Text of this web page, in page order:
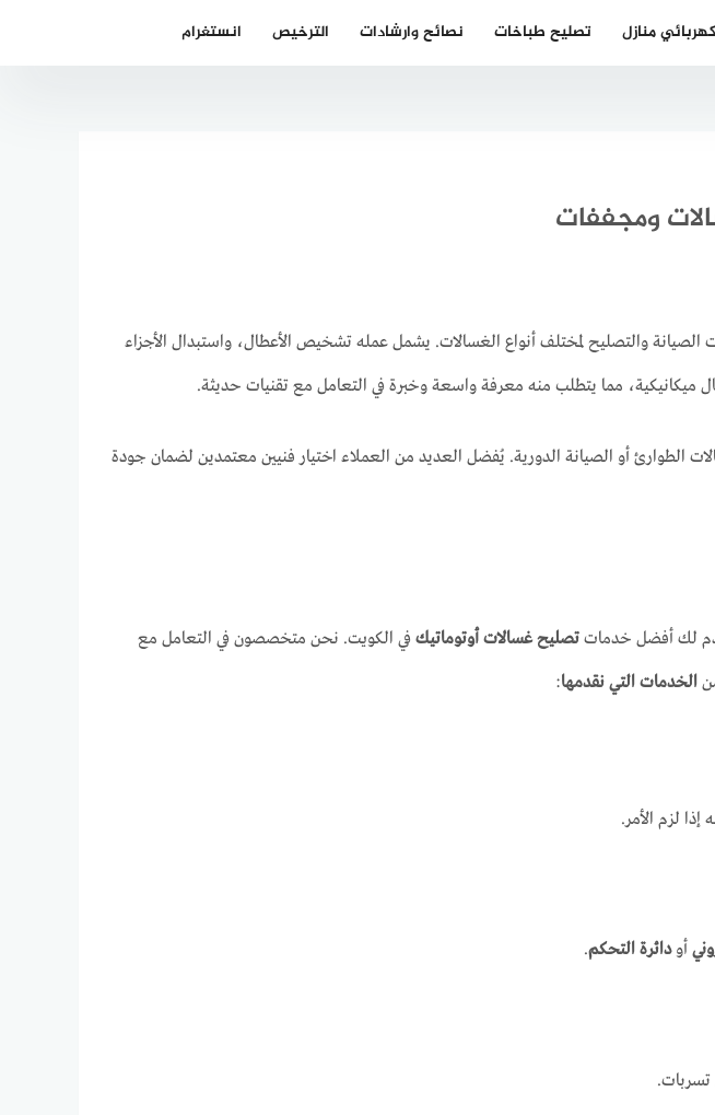
كهربائي منازل تصليح طباخات نصائح وارشادات الترخيص انستغرام
والتصليح لمختلف أنواع الغسالات. يشمل عمله تشخيص الأعطال، واستبدال الأجزاء
ميكانيكية، مما يتطلب منه معرفة واسعة وخبرة في التعامل مع تقنيات حديثة.
الطوارئ أو الصيانة الدورية. يُفضل العديد من العملاء اختيار فنيين معتمدين لضمان جودة
لك أفضل خدمات تصليح غسالات أوتوماتيك في الكويت. نحن متخصصون في التعامل مع
الخدمات التي نقدمها:
إذا لزم الأمر.
أودائرة التحكم.
تسربات.